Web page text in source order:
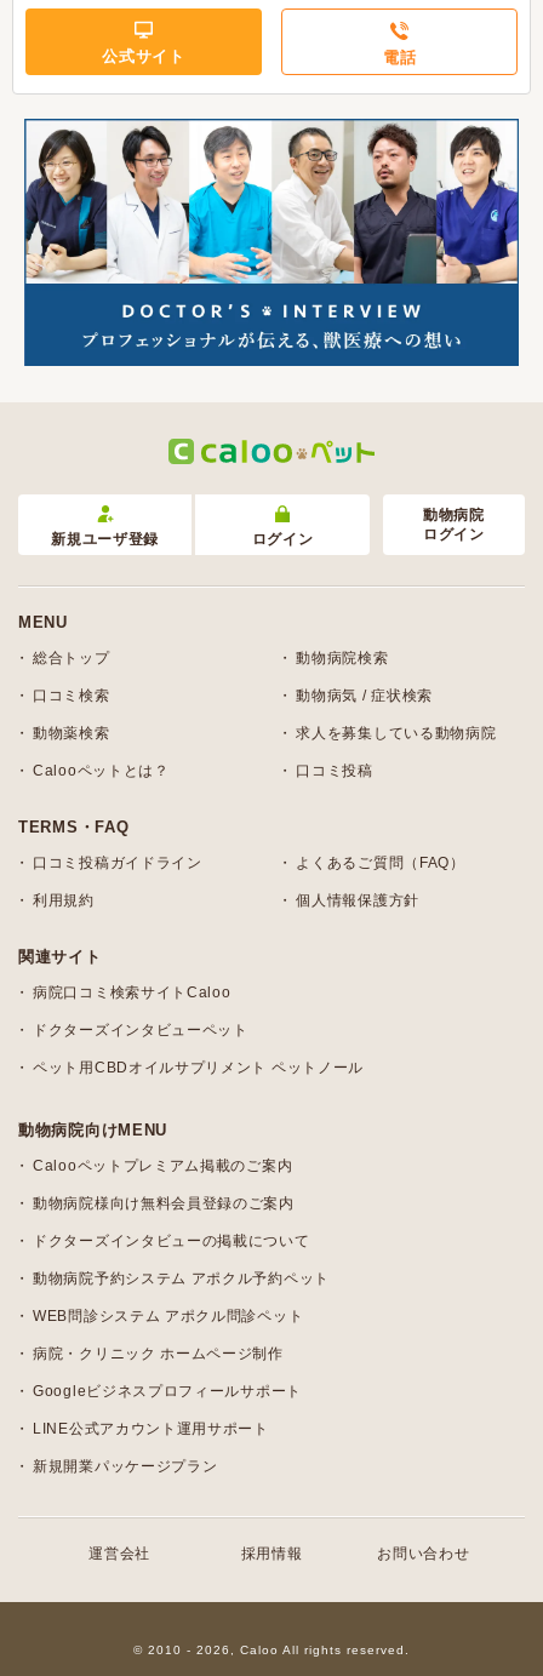
公式サイト 電話
新規ユーザ登録 ログイン
動物病院
ログイン
MENU
総合トップ 動物病院検索
口コミ検索 動物病気 / 症状検索
動物薬検索 求人を募集している動物病院
Calooペットとは？ 口コミ投稿
TERMS・FAQ
口コミ投稿ガイドライン よくあるご質問（FAQ）
利用規約 個人情報保護方針
関連サイト
病院口コミ検索サイトCaloo
ドクターズインタビューペット
ペット用CBDオイルサプリメント ペットノール
動物病院向けMENU
Calooペットプレミアム掲載のご案内
動物病院様向け無料会員登録のご案内
ドクターズインタビューの掲載について
動物病院予約システム アポクル予約ペット
WEB問診システム アポクル問診ペット
病院・クリニック ホームページ制作
Googleビジネスプロフィールサポート
LINE公式アカウント運用サポート
新規開業パッケージプラン
運営会社 採用情報 お問い合わせ
© 2010 - 2026, Caloo All rights reserved.